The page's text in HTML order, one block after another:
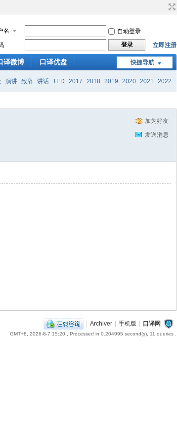
名
自动登录
登录 立即注册
快捷导航
译微博 口译优盘
演讲 致辞 讲话 TED 2017 2018 2019 2020 2021 2022
加为好友
发送消息
| Archiver | 手机版 | 口译网
GMT+8, 2026-8-7 15:20 , Processed in 0.204995 second(s), 11 queries .